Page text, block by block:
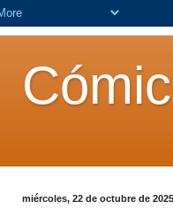
miércoles, 22 de octubre de 2025